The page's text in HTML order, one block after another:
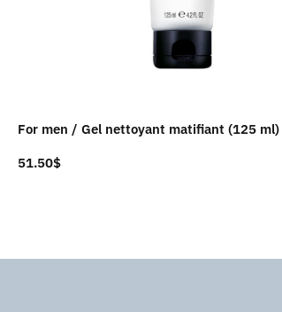
For men / Gel nettoyant matifiant (125 ml)
51.50$